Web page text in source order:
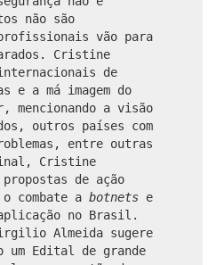
não são
vão para
Cristine
de
e a má imagem do
a visão
outros países com
entre outras
Cristine
de ação
combate a botnets e
no Brasil.
Almeida sugere
um Edital de grande